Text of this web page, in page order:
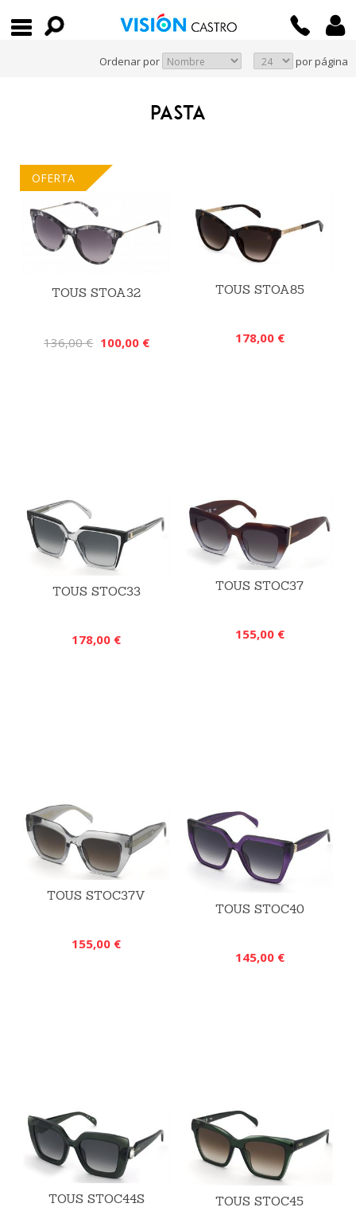
Ordenar por por página
PASTA
OFERTA
TOUS STOA32
136,00 € 100,00 €
TOUS STOA85
178,00 €
TOUS STOC33
178,00 €
TOUS STOC37
155,00 €
TOUS STOC37V
155,00 €
TOUS STOC40
145,00 €
TOUS STOC44S TOUS STOC45